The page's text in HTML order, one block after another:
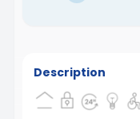
Description